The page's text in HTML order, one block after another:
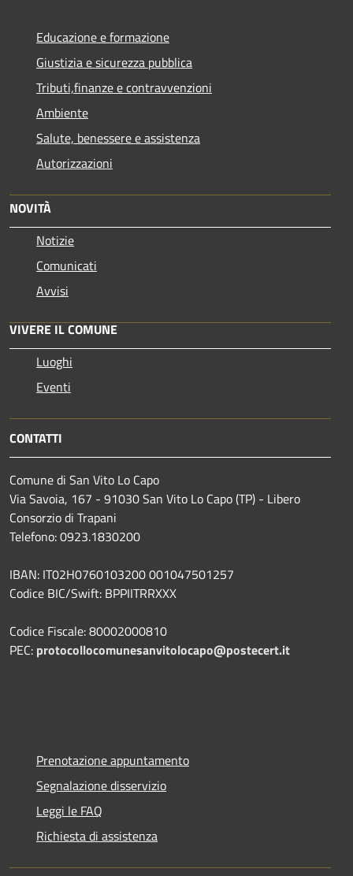
Educazione e formazione
Giustizia e sicurezza pubblica
Tributi,finanze e contravvenzioni
Ambiente
Salute, benessere e assistenza
Autorizzazioni
NOVITÀ
Notizie
Comunicati
Avvisi
VIVERE IL COMUNE
Luoghi
Eventi
CONTATTI
Comune di San Vito Lo Capo
Via Savoia, 167 - 91030 San Vito Lo Capo (TP) - Libero
Consorzio di Trapani
Telefono: 0923.1830200
IBAN: IT02H0760103200 001047501257
Codice BIC/Swift: BPPIITRRXXX
Codice Fiscale: 80002000810
PEC: protocollocomunesanvitolocapo@postecert.it
Prenotazione appuntamento
Segnalazione disservizio
Leggi le FAQ
Richiesta di assistenza